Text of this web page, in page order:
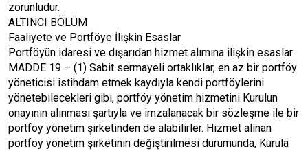
zorunludur.
ALTINCI BÖLÜM
Faaliyete ve Portföye İlişkin Esaslar
Portföyün idaresi ve dışarıdan hizmet alımına ilişkin esaslar
MADDE 19 – (1) Sabit sermayeli ortaklıklar, en az bir portföy
yöneticisi istihdam etmek kaydıyla kendi portföylerini
yönetebilecekleri gibi, portföy yönetim hizmetini Kurulun
onayının alınması şartıyla ve imzalanacak bir sözleşme ile bir
portföy yönetim şirketinden de alabilirler. Hizmet alınan
portföy yönetim şirketinin değiştirilmesi durumunda, Kurula